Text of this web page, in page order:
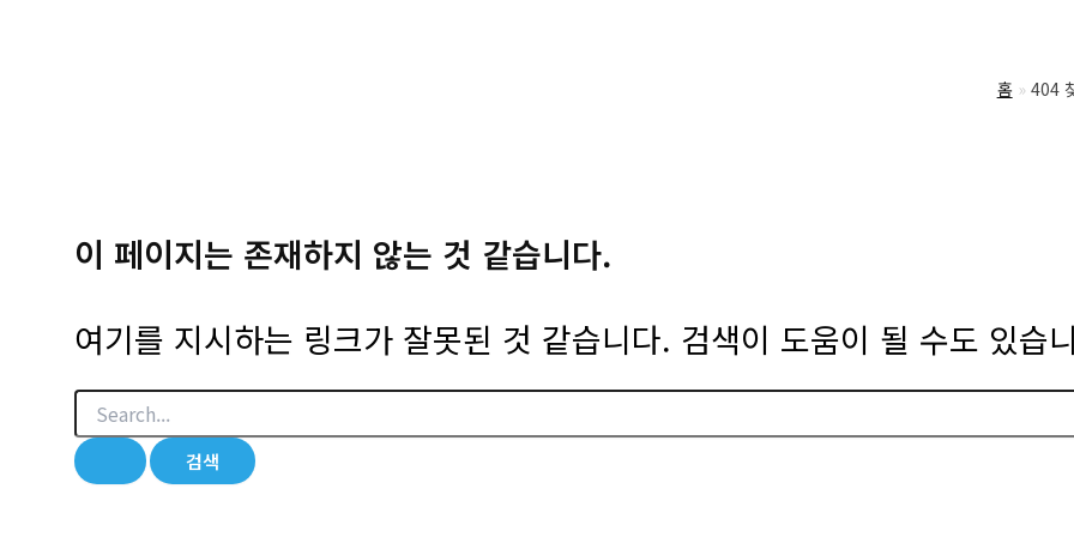
홈 404
이 페이지는 존재하지 않는 것 같습니다.
여기를 지시하는 링크가 잘못된 것 같습니다. 검색이 도움이 될 수도 있습
검
대
상